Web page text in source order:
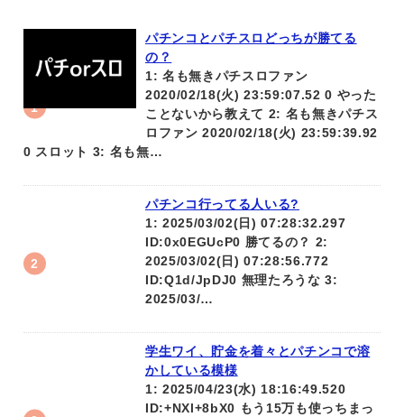
パチンコとパチスロどっちが勝てる
の？
1: 名も無きパチスロファン
2020/02/18(火) 23:59:07.52 0 やった
ことないから教えて 2: 名も無きパチス
ロファン 2020/02/18(火) 23:59:39.92
0 スロット 3: 名も無…
パチンコ行ってる人いる?
1: 2025/03/02(日) 07:28:32.297
ID:0x0EGUcP0 勝てるの？ 2:
2025/03/02(日) 07:28:56.772
ID:Q1d/JpDJ0 無理たろうな 3:
2025/03/…
学生ワイ、貯金を着々とパチンコで溶
かしている模様
1: 2025/04/23(水) 18:16:49.520
ID:+NXl+8bX0 もう15万も使っちまっ